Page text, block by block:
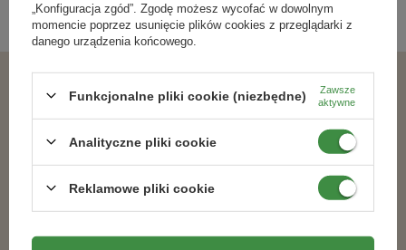
Akcesoria do opryskiwaczy,
Podobne produkty
„Konfiguracja zgód”. Zgodę możesz wycofać w dowolnym
momencie poprzez usunięcie plików cookies z przeglądarki z
danego urządzenia końcowego.
Funkcjonalne pliki cookie (niezbędne)
Zawsze
aktywne
Analityczne pliki cookie
Reklamowe pliki cookie